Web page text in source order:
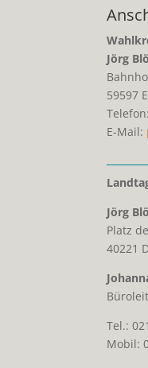
Jörg
59597
Telefon:
E-Mail:
Jörg
Platz
40221
Tel.:
Mobil: